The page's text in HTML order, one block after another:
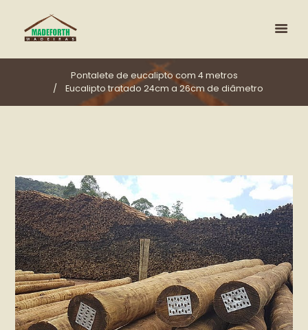
Pontalete de eucalipto com 4 metros
Eucalipto tratado 24cm a 26cm de diâmetro